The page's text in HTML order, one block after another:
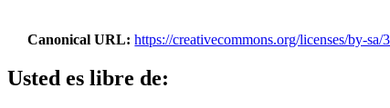
Canonical URL https://creativecommons.org/licenses/by-sa/
Usted es libre de: